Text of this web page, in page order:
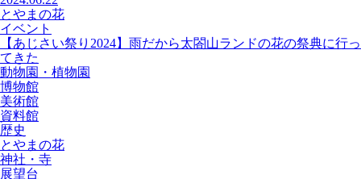
とやまの花
イベント
【あじさい祭り2024】雨だから太閤山ランドの花の祭典に行っ
てきた
動物園・植物園
博物館
美術館
資料館
歴史
とやまの花
神社・寺
展望台